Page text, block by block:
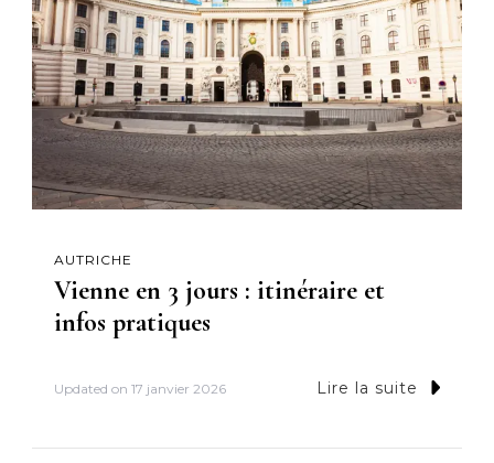
AUTRICHE
Vienne en 3 jours : itinéraire et
infos pratiques
Updated on 17 janvier 2026 Lire la suite